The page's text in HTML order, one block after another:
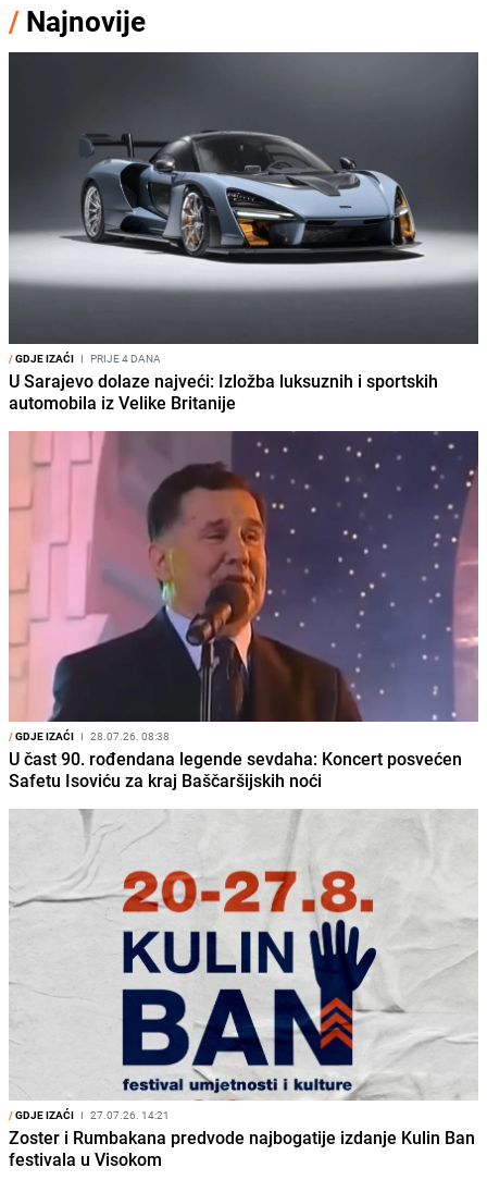
/ Najnovije
/GDJE IZAĆI I PRIJE 4 DANA
U Sarajevo dolaze najveći: Izložba luksuznih i sportskih
automobila iz Velike Britanije
/GDJE IZAĆI I 28.07.26. 08:38
U čast 90. rođendana legende sevdaha: Koncert posvećen
Safetu Isoviću za kraj Baščaršijskih noći
/GDJE IZAĆI I 27.07.26. 14:21
Zoster i Rumbakana predvode najbogatije izdanje Kulin Ban
festivala u Visokom